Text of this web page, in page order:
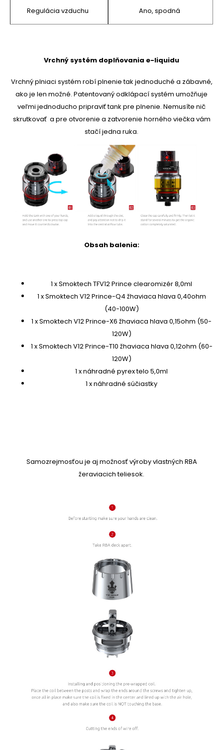
Regulácia vzduchu Ano, spodná
Vrchný systém doplňovania e-liquidu
Vrchný plniaci systém robí plnenie tak jednoduché a zábavné,
ako je len možné. Patentovaný odklápací systém umožňuje
veľmi jednoducho pripraviť tank pre plnenie. Nemusíte nič
skrutkovať a pre otvorenie a zatvorenie horného viečka vám
stačí jedna ruka.
Obsah balenia:
1 x Smoktech TFV12 Prince clearomizér 8,0ml
1 x Smoktech V12 Prince-Q4 žhaviaca hlava 0,40ohm
(40-100W)
1 x Smoktech V12 Prince-X6 žhaviaca hlava 0,15ohm (50-
120W)
1 x Smoktech V12 Prince-T10 žhaviaca hlava 0,12ohm (60-
120W)
1 x náhradné pyrex telo 5,0ml
1 x náhradné súčiastky
Samozrejmosťou je aj možnosť výrobyvlastných RBA
žeraviacich teliesok.